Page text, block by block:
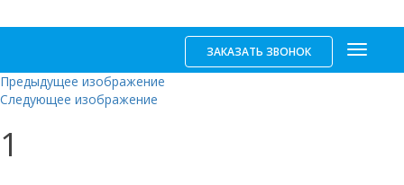
ЗАКАЗАТЬ ЗВОНОК
Предыдущее изображение
Следующее изображение
1